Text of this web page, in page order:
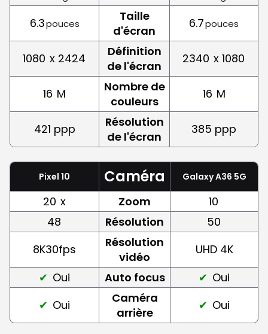
6.3pouces
Taille
d'écran
6.7pouces
1080 x 2424
Définition
de l'écran
2340 x 1080
16 M
Nombre de
couleurs
16 M
421 ppp
Résolution
de l'écran
385 ppp
Pixel 10 Caméra Galaxy A36 5G
20 x Zoom
10
48
Résolution
50
8K30fps
Résolution
vidéo
UHD 4K
Oui
Auto focus
Oui
Oui
Caméra
arrière
Oui